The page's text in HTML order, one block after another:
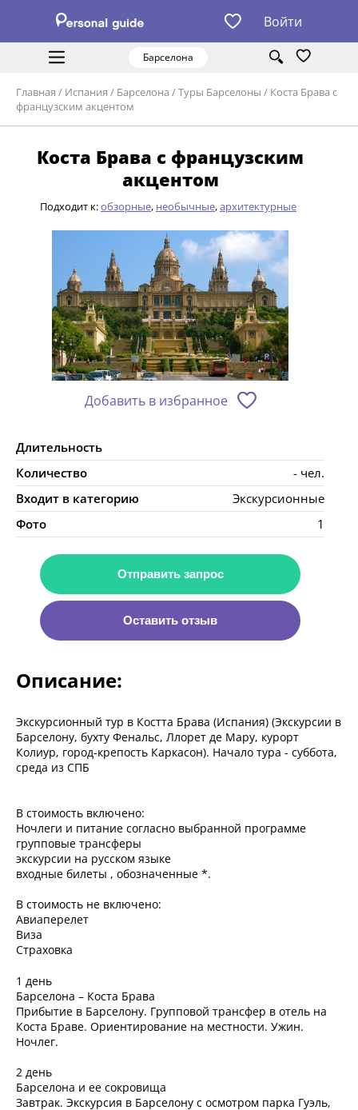
Войти
Барселона
Главная / Испания / Барселона /Туры Барселоны / Коста Брава с
французским акцентом
Коста Брава с французским
акцентом
Подходит к:обзорные, необычные,архитектурные
Добавить в избранное
Длительность
Количество
- чел.
Входит в категорию
Экскурсионные
Фото
1
Отправить запрос
Оставить отзыв
Описание:
Экскурсионный тур в Костта Брава (Испания) (Экскурсии в
Барселону, бухту Фенальс, Ллорет де Мару, курорт
Колиур, город-крепость Каркасон). Начало тура - суббота,
среда из СПБ
В стоимость включено:
Ночлеги и питание согласно выбранной программе
групповые трансферы
экскурсии на русском языке
входные билеты , обозначенные *.
В стоимость не включено:
Авиаперелет
Виза
Страховка
1 день
Барселона – Коста Брава
Прибытие в Барселону. Групповой трансфер в отель на
Коста Браве. Ориентирование на местности. Ужин.
Ночлег.
2 день
Барселона и ее сокровища
Завтрак. Экскурсия в Барселону с осмотром парка Гуэль,